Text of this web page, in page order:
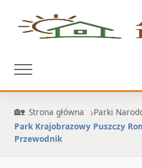
Strona główna
Parki
Park Krajobrazowy Puszczy
Przewodnik